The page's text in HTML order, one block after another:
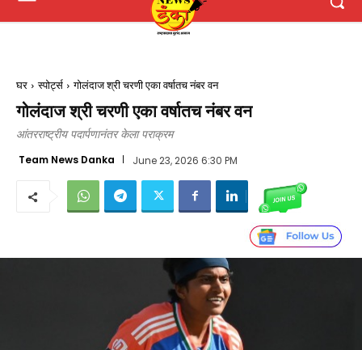
घर स्पोर्ट्स गोलंदाज श्री चरणी एका वर्षातच नंबर वन
गोलंदाज श्री चरणी एका वर्षातच नंबर वन
आंतरराष्ट्रीय पदार्पणानंतर केला पराक्रम
Team News Danka June 23, 2026 6:30 PM